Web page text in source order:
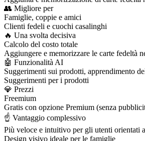
👥 Migliore per
Famiglie, coppie e amici
Clienti fedeli e cuochi casalinghi
🔥 Una svolta decisiva
Calcolo del costo totale
Aggiungere e memorizzare le carte fedeltà
🤖 Funzionalità AI
Suggerimenti sui prodotti, apprendimento
Suggerimenti per i prodotti
💎 Prezzi
Freemium
Gratis con opzione Premium (senza
☝️ Vantaggio complessivo
Più veloce e intuitivo per gli utenti orientati
Design visivo ideale per le famiglie